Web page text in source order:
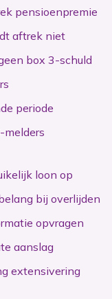
pensioenpremie
aftrek niet
box 3-schuld
periode
melders
loon op
bij overlijden
opvragen
aanslag
extensivering